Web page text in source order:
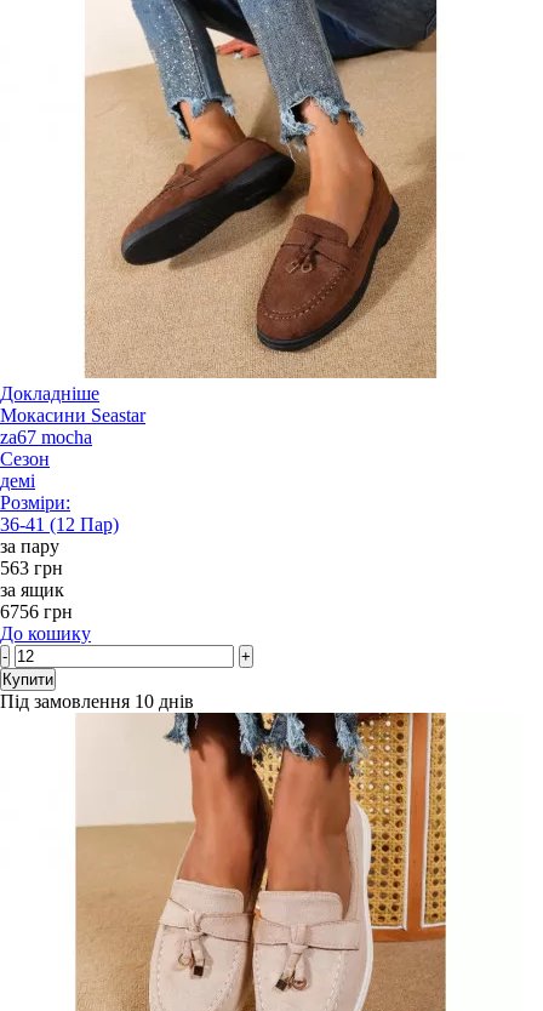
Докладніше
Мокасини Seastar
za67 mocha
Сезон
демі
Розміри:
36-41 (12 Пар)
за пару
563 грн
за ящик
6756 грн
До кошику
-
+
Купити
Під замовлення 10 днів